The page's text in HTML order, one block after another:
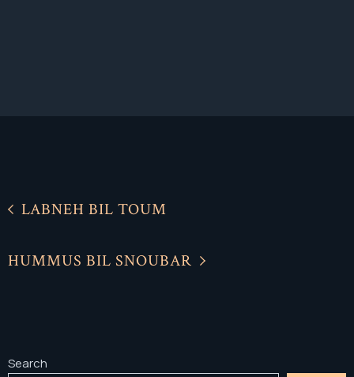
LABNEH BIL TOUM
HUMMUS BIL SNOUBAR
Search